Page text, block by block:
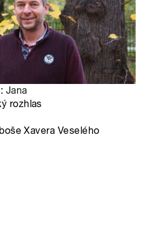
Jana
rozhlas
Xavera Veselého